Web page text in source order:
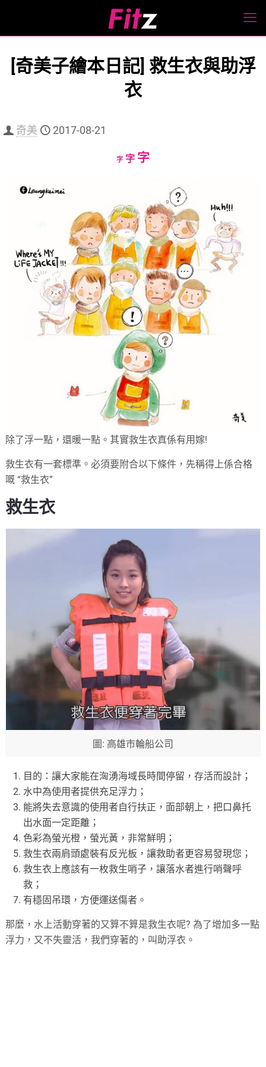
[奇美子繪本日記] 救生衣與助浮
衣
奇美 2017-08-21
字Decrease
字Reset
字Increase
size.
除了浮一點，還暖一點。其實救生衣真係有用嫁!
救生衣有一套標準。必須要附合以下條件，先稱得上係合格
嘅 “救生衣”
救生衣
圖: 高雄市輪船公司
目的：讓大家能在洶湧海域長時間停留，存活而設計；
水中為使用者提供充足浮力；
能將失去意識的使用者自行扶正，面部朝上，把口鼻托
出水面一定距離；
色彩為螢光橙，螢光黃，非常鮮明；
救生衣兩肩頭處裝有反光板，讓救助者更容易發現您；
救生衣上應該有一枚救生哨子，讓落水者進行哨聲呼
救；
有穩固吊環，方便運送傷者。
那麼，水上活動穿著的又算不算是救生衣呢? 為了增加多一點
浮力，又不失靈活，我們穿著的，叫助浮衣。